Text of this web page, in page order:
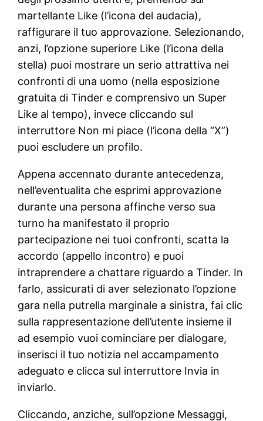
martellante Like (l’icona del audacia),
raffigurare il tuo approvazione. Selezionando,
anzi, l’opzione superiore Like (l’icona della
stella) puoi mostrare un serio attrattiva nei
confronti di una uomo (nella esposizione
gratuita di Tinder e comprensivo un Super
Like al tempo), invece cliccando sul
interruttore Non mi piace (l’icona della “X”)
puoi escludere un profilo.
Appena accennato durante antecedenza,
nell’eventualita che esprimi approvazione
durante una persona affinche verso sua
turno ha manifestato il proprio
partecipazione nei tuoi confronti, scatta la
accordo (appello incontro) e puoi
intraprendere a chattare riguardo a Tinder. In
farlo, assicurati di aver selezionato l’opzione
gara nella putrella marginale a sinistra, fai clic
sulla rappresentazione dell’utente insieme il
ad esempio vuoi cominciare per dialogare,
inserisci il tuo notizia nel accampamento
adeguato e clicca sul interruttore Invia in
inviarlo.
Cliccando, anziche, sull’opzione Messaggi,